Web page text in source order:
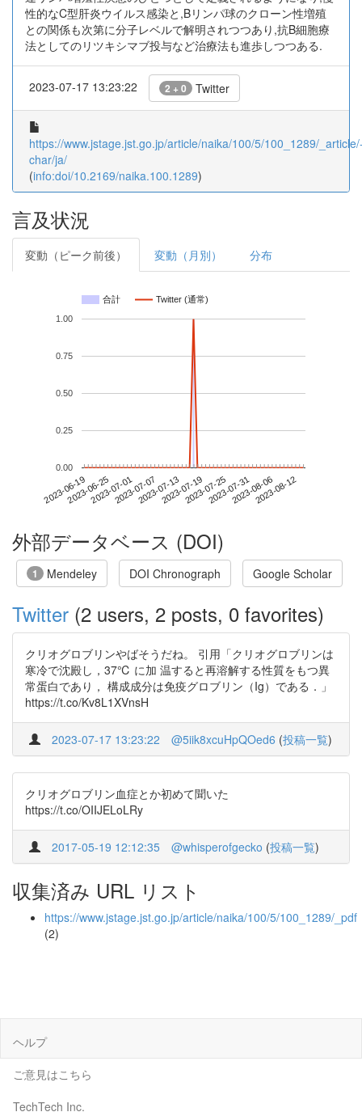
性的なC型肝炎ウイルス感染と,Bリンパ球のクローン性増殖
との関係も次第に分子レベルで解明されつつあり,抗B細胞療
法としてのリツキシマブ投与など治療法も進歩しつつある.
2023-07-17 13:23:22 2 + 0 Twitter
https://www.jstage.jst.go.jp/article/naika/100/5/100_1289/
char/ja/
(info:doi/10.2169/naika.100.1289)
言及状況
変動（ピーク前後） 変動（月別） 分布
合計 Twitter (通常)
2023-06-192023-06-252023-07-012023-07-072023-07-132023-07-192023-07-252023-07-312023-08-062023-08-12
0.00
0.25
0.50
0.75
1.00
外部データベース (DOI)
1 Mendeley DOI Chronograph Google Scholar
Twitter (2 users, 2 posts, 0 favorites)
クリオグロブリンやばそうだね。 引用「クリオグロブリンは
寒冷で沈殿し，37℃ に加 温すると再溶解する性質をもつ異
常蛋白であり， 構成成分は免疫グロブリン（Ig）である．」
https://t.co/Kv8L1XVnsH
2023-07-17 13:23:22 @5iik8xcuHpQOed6 (投稿一覧)
クリオグロブリン血症とか初めて聞いた
https://t.co/OIIJELoLRy
2017-05-19 12:12:35 @whisperofgecko (投稿一覧)
収集済み URL リスト
https://www.jstage.jst.go.jp/article/naika/100/5/100_1289/_pdf
(2)
ヘルプ
ご意見はこちら
TechTech Inc.